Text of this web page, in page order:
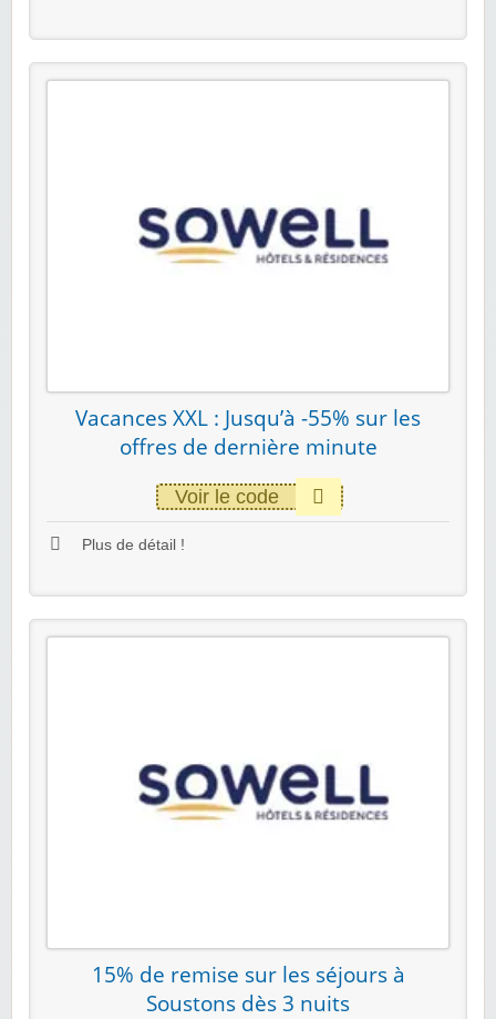
Vacances XXL : Jusqu’à -55% sur les
offres de dernière minute
Voir le code
Plus de détail !
15% de remise sur les séjours à
Soustons dès 3 nuits